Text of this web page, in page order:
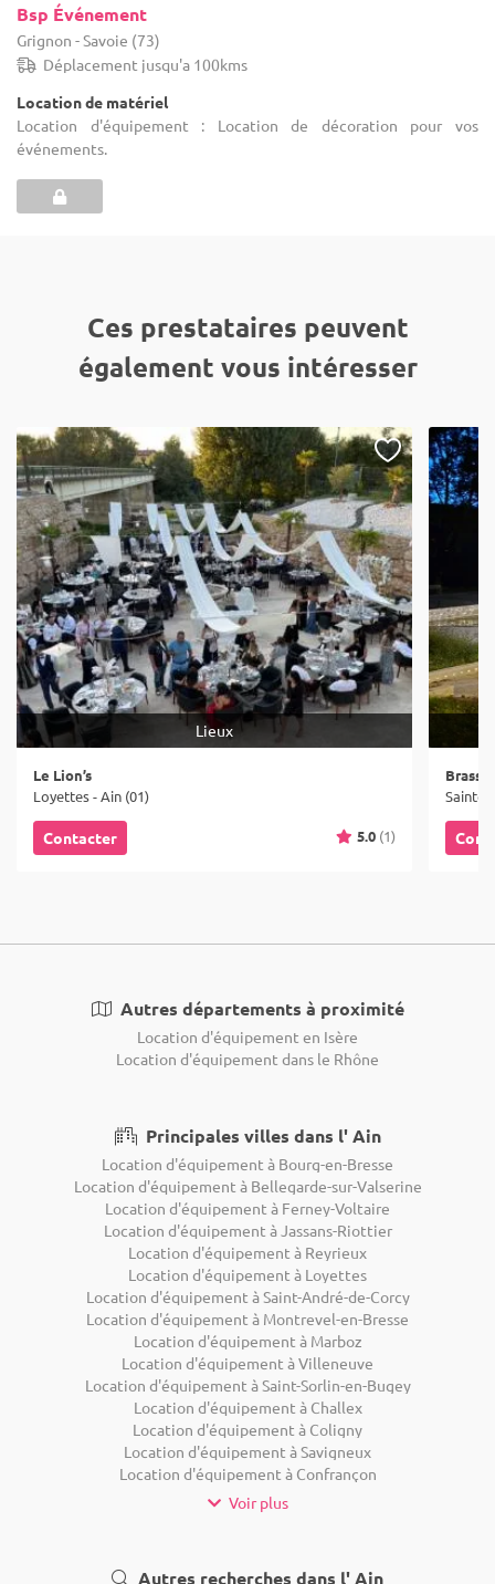
Bsp Événement
Grignon - Savoie (73)
Déplacement jusqu'a 100kms
Location de matériel
Location d'équipement : Location de décoration pour vos
événements.
Ces prestataires peuvent
également vous intéresser
Lieux
Le Lion’s
Loyettes - Ain (01)
Contacter 5.0 (1)
Sainte-
Autres départements à proximité
Location d'équipement en Isère
Location d'équipement dans le Rhône
Principales villes dans l' Ain
Location d'équipement à Bourg-en-Bresse
Location d'équipement à Bellegarde-sur-Valserine
Location d'équipement à Ferney-Voltaire
Location d'équipement à Jassans-Riottier
Location d'équipement à Reyrieux
Location d'équipement à Loyettes
Location d'équipement à Saint-André-de-Corcy
Location d'équipement à Montrevel-en-Bresse
Location d'équipement à Marboz
Location d'équipement à Villeneuve
Location d'équipement à Saint-Sorlin-en-Bugey
Location d'équipement à Challex
Location d'équipement à Coligny
Location d'équipement à Savigneux
Location d'équipement à Confrançon
Voir plus
Autres recherches dans l' Ain